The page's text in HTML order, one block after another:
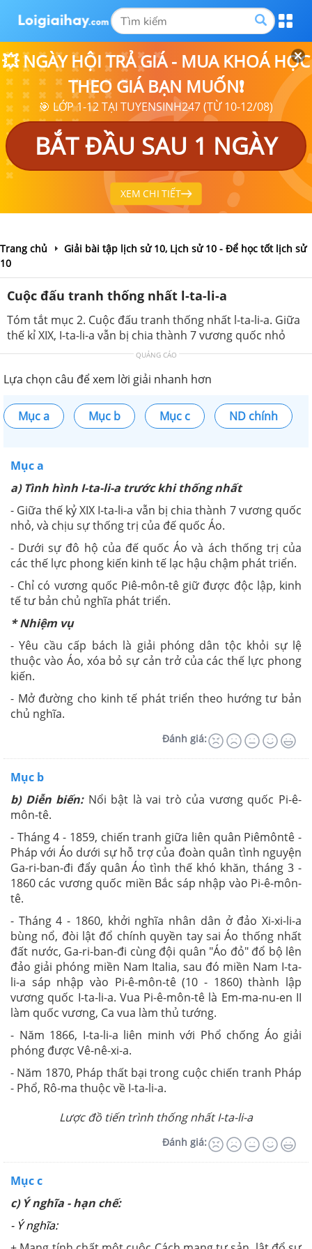
💥 NGÀY HỘI TRẢ GIÁ - MUA KHOÁ HỌC
THEO GIÁ BẠN MUỐN❗
🎯 LỚP 1-12 TẠI TUYENSINH247 (TỪ 10-12/08)
BẮT ĐẦU SAU 1 NGÀY
XEM CHI TIẾT
Trang chủ
Giải bài tập lịch sử 10, Lịch sử 10 - Để học tốt lịch sử
10
Cuộc đấu tranh thống nhất l-ta-li-a
Tóm tắt mục 2. Cuộc đấu tranh thống nhất l-ta-li-a. Giữa
thế kỉ XIX, I-ta-li-a vẫn bị chia thành 7 vương quốc nhỏ
QUẢNG CÁO
Lựa chọn câu để xem lời giải nhanh hơn
Mục a Mục b Mục c ND chính
Mục a
a) Tình hình I-ta-li-a trước khi thống nhất
- Giữa thế kỷ XIX I-ta-li-a vẫn bị chia thành 7 vương quốc
nhỏ, và chịu sự thống trị của đế quốc Áo.
- Dưới sự đô hộ của đế quốc Áo và ách thống trị của
các thế lực phong kiến kinh tế lạc hậu chậm phát triển.
- Chỉ có vương quốc Piê-môn-tê giữ được độc lập, kinh
tế tư bản chủ nghĩa phát triển.
* Nhiệm vụ
- Yêu cầu cấp bách là giải phóng dân tộc khỏi sự lệ
thuộc vào Áo, xóa bỏ sự cản trở của các thế lực phong
kiến.
- Mở đường cho kinh tế phát triển theo hướng tư bản
chủ nghĩa.
Đánh giá:
Mục b
b) Diễn biến: Nổi bật là vai trò của vương quốc Pi-ê-
môn-tê.
- Tháng 4 - 1859, chiến tranh giữa liên quân Piêmôntê -
Pháp với Áo dưới sự hỗ trợ của đoàn quân tình nguyện
Ga-ri-ban-đi đẩy quân Áo tình thế khó khăn, tháng 3 -
1860 các vương quốc miền Bắc sáp nhập vào Pi-ê-môn-
tê.
- Tháng 4 - 1860, khởi nghĩa nhân dân ở đảo Xi-xi-li-a
bùng nổ, đòi lật đổ chính quyền tay sai Áo thống nhất
đất nước, Ga-ri-ban-đi cùng đội quân "Áo đỏ" đổ bộ lên
đảo giải phóng miền Nam Italia, sau đó miền Nam I-ta-
li-a sáp nhập vào Pi-ê-môn-tê (10 - 1860) thành lập
vương quốc I-ta-li-a. Vua Pi-ê-môn-tê là Em-ma-nu-en II
làm quốc vương, Ca vua làm thủ tướng.
- Năm 1866, I-ta-li-a liên minh với Phổ chống Áo giải
phóng được Vê-nê-xi-a.
- Năm 1870, Pháp thất bại trong cuộc chiến tranh Pháp
- Phổ, Rô-ma thuộc về I-ta-li-a.
Lược đồ tiến trình thống nhất I-ta-li-a
Đánh giá:
Mục c
c) Ý nghĩa - hạn chế:
- Ý nghĩa: